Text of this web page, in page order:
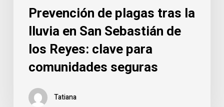
Prevención de plagas tras la
lluvia en San Sebastián de
los Reyes: clave para
comunidades seguras
Tatiana